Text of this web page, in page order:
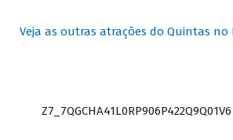
Veja as outras atrações do Quintas no
Z7_7QGCHA41L0RP906P422Q9Q01V6